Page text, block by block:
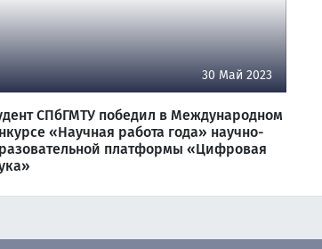
30 Май 2023
СПбГМТУ победил в Международном
«Научная работа года» научно-
платформы «Цифровая